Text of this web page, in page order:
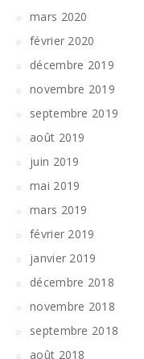
mars 2020
février 2020
décembre 2019
novembre 2019
septembre 2019
août 2019
juin 2019
mai 2019
mars 2019
février 2019
janvier 2019
décembre 2018
novembre 2018
septembre 2018
août 2018